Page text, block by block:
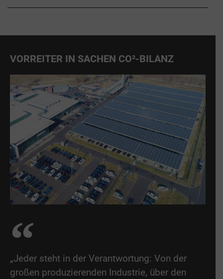
VORREITER IN SACHEN CO²-BILANZ
„Jeder steht in der Verantwortung: Von der
großen produzierenden Industrie, über den